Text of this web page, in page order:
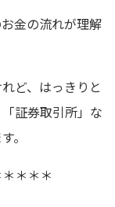
金の流れが理解
ど、はっきりと
証券取引所」な
。
＊＊＊